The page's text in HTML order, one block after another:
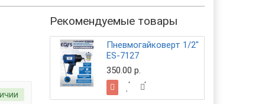
Рекомендуемые товары
Пневмогайковерт 1/2"
ES-7127
350.00 р.